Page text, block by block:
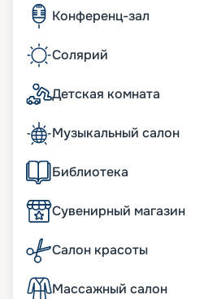
Конференц-зал
Солярий
Детская комната
Музыкальный салон
Библиотека
Сувенирный магазин
Салон красоты
Массажный салон